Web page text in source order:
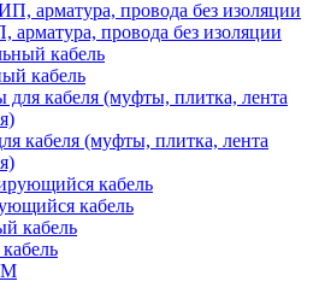
провода без изоляции
кабель
кабеля (муфты, плитка, лента
кабель